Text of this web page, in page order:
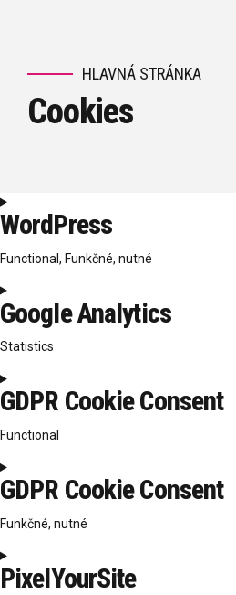
HLAVNÁ STRÁNKA
Cookies
WordPress
Functional, Funkčné, nutné
Consent
to
service
wordpress
Google Analytics
Statistics
Consent
to
google-
GDPR Cookie Consent
Functional
Consent
to
gdpr-
consent
GDPR Cookie Consent
Funkčné, nutné
Consent
to
PixelYourSite